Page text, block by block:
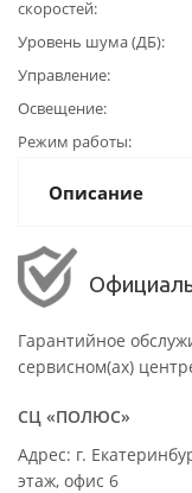
скоростей
Уровень шума (ДБ)
Управление
Освещение
Режим работы
Описание
Гарантийное
сервисном(ах)
СЦ «ПОЛЮС»
Адрес: г.
этаж, офис 6